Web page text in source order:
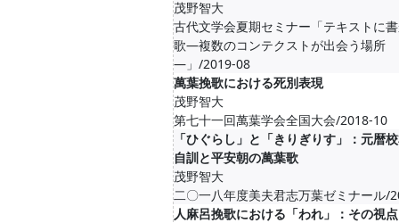
茂野智大
古代文学会夏期セミナー「テキストに
歌―複数のコンテクストが出会う場所
―」/2019-08
萬葉挽歌における死別表現
茂野智大
第七十一回萬葉学会全国大会/2018-10
「ひぐらし」と「きりぎりす」：元暦
自訓と平安朝の萬葉歌
茂野智大
二〇一八年度美夫君志万葉ゼミナール/
人麻呂挽歌における「われ」：その視